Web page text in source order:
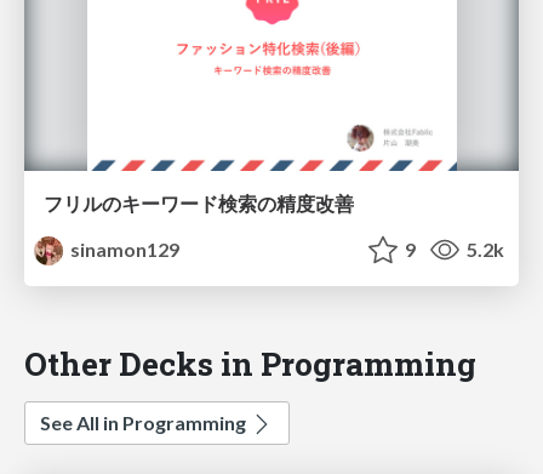
フリルのキーワード検索の精度改善
sinamon129
9 5.2k
Other Decks in Programming
See All in Programming